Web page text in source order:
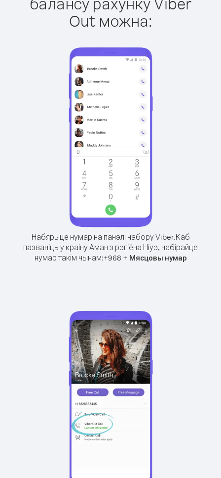
Out можна:
Набярыце нумар на панэлі набору Viber.Каб
пазваніць у краіну Аман з рэгіёна Ніуэ, набірайце
нумар такім чынам:+968 + Мясцовы нумар